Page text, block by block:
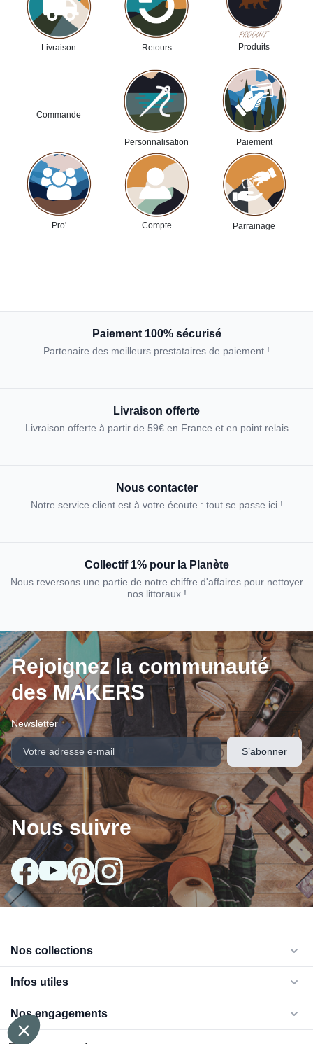
Livraison Retours Produits
Commande
Personnalisation Paiement
Pro' Compte Parrainage
Paiement 100% sécurisé
Partenaire des meilleurs prestataires de paiement !
Livraison offerte
Livraison offerte à partir de 59€ en France et en point relais
Nous contacter
Notre service client est à votre écoute : tout se passe ici !
Collectif 1% pour la Planète
Nous reversons une partie de notre chiffre d'affaires pour nettoyer
nos littoraux !
Rejoignez la communauté
des MAKERS
Newsletter
Nous suivre
Nos collections
Infos utiles
Nos engagements